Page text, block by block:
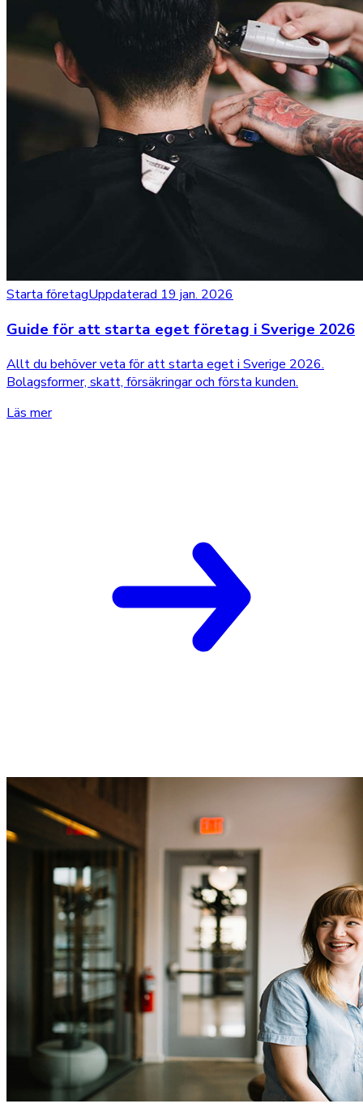
Starta företagUppdaterad 19 jan. 2026
Guide för att starta eget företag i Sverige 2026
Allt du behöver veta för att starta eget i Sverige 2026.
Bolagsformer, skatt, försäkringar och första kunden.
Läs mer